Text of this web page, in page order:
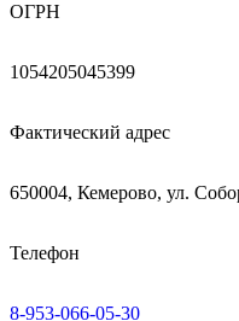
ОГРН
1054205045399
Фактический адрес
650004, Кемерово, ул.
Телефон
8-953-066-05-30